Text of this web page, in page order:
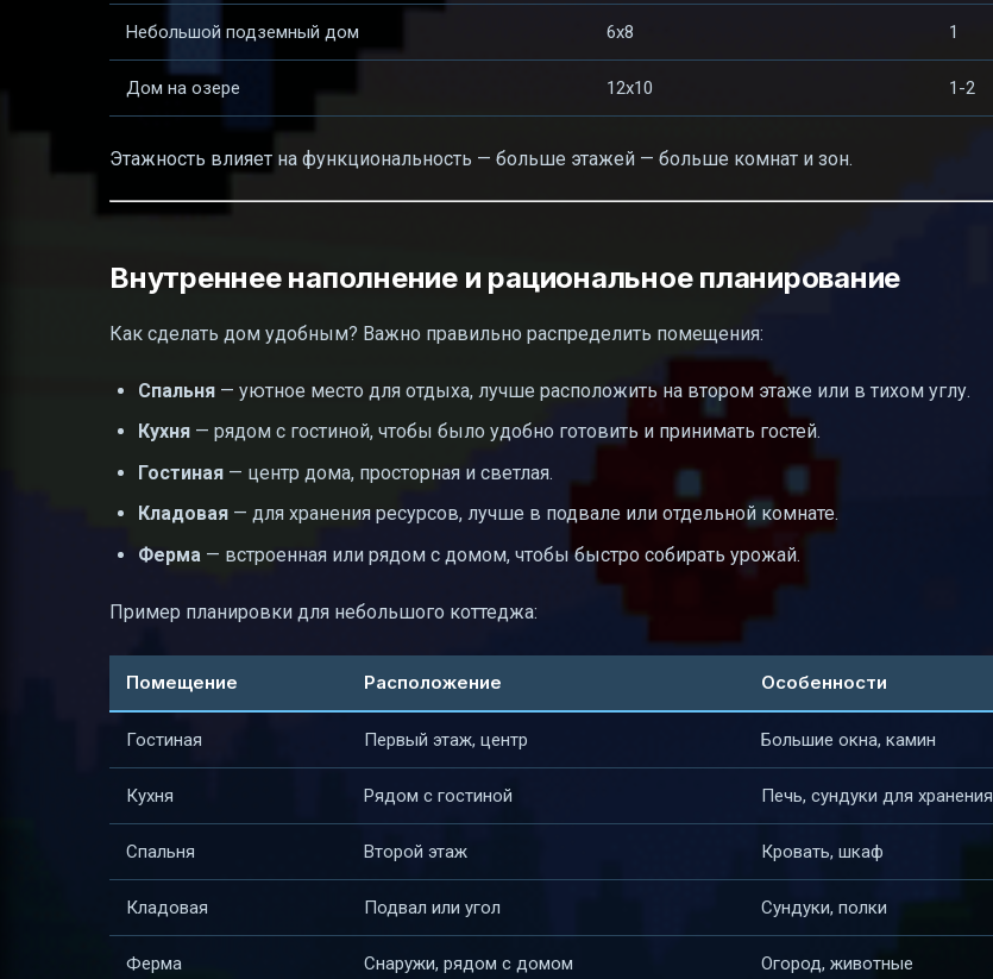
Небольшой подземный дом 6x8 1
Дом на озере 12x10 1-2
Этажность влияет на функциональность — больше этажей — больше комнат и зон.
Внутреннее наполнение и рациональное планирование
Как сделать дом удобным? Важно правильно распределить помещения:
Спальня — уютное место для отдыха, лучше расположить на втором этаже или в тихом углу.
Кухня — рядом с гостиной, чтобы было удобно готовить и принимать гостей.
Гостиная — центр дома, просторная и светлая.
Кладовая — для хранения ресурсов, лучше в подвале или отдельной комнате.
Ферма — встроенная или рядом с домом, чтобы быстро собирать урожай.
Пример планировки для небольшого коттеджа:
Помещение Расположение Особенности
Гостиная Первый этаж, центр Большие окна, камин
Кухня Рядом с гостиной Печь, сундуки для хранения
Спальня Второй этаж Кровать, шкаф
Кладовая Подвал или угол Сундуки, полки
Ферма Снаружи, рядом с домом Огород, животные